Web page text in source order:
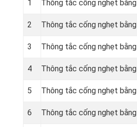
1 Thông tắc cống nghẹt bằng
2 Thông tắc cống nghẹt bằng
3 Thông tắc cống nghẹt bằng
4 Thông tắc cống nghẹt bằng
5 Thông tắc cống nghẹt bằng
6 Thông tắc cống nghẹt bằng